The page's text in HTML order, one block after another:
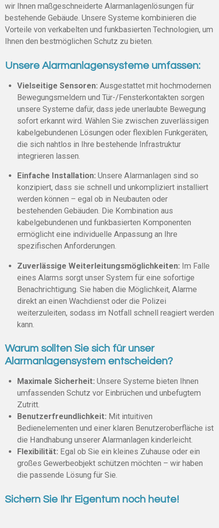
wir Ihnen maßgeschneiderte Alarmanlagenlösungen für
bestehende Gebäude. Unsere Systeme kombinieren die
Vorteile von verkabelten und funkbasierten Technologien, um
Ihnen den bestmöglichen Schutz zu bieten.
Unsere Alarmanlagensysteme umfassen:
Vielseitige Sensoren: Ausgestattet mit hochmodernen
Bewegungsmeldern und Tür-/Fensterkontakten sorgen
unsere Systeme dafür, dass jede unerlaubte Bewegung
sofort erkannt wird. Wählen Sie zwischen zuverlässigen
kabelgebundenen Lösungen oder flexiblen Funkgeräten,
die sich nahtlos in Ihre bestehende Infrastruktur
integrieren lassen.
Einfache Installation: Unsere Alarmanlagen sind so
konzipiert, dass sie schnell und unkompliziert installiert
werden können – egal ob in Neubauten oder
bestehenden Gebäuden. Die Kombination aus
kabelgebundenen und funkbasierten Komponenten
ermöglicht eine individuelle Anpassung an Ihre
spezifischen Anforderungen.
Zuverlässige Weiterleitungsmöglichkeiten: Im Falle
eines Alarms sorgt unser System für eine sofortige
Benachrichtigung. Sie haben die Möglichkeit, Alarme
direkt an einen Wachdienst oder die Polizei
weiterzuleiten, sodass im Notfall schnell reagiert werden
kann.
Warum sollten Sie sich für unser
Alarmanlagensystem entscheiden?
Maximale Sicherheit: Unsere Systeme bieten Ihnen
umfassenden Schutz vor Einbrüchen und unbefugtem
Zutritt.
Benutzerfreundlichkeit: Mit intuitiven
Bedienelementen und einer klaren Benutzeroberfläche ist
die Handhabung unserer Alarmanlagen kinderleicht.
Flexibilität: Egal ob Sie ein kleines Zuhause oder ein
großes Gewerbeobjekt schützen möchten – wir haben
die passende Lösung für Sie.
Sichern Sie Ihr Eigentum noch heute!